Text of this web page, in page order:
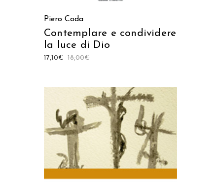
Piero Coda
Contemplare e condividere
la luce di Dio
18,00€
17,10€